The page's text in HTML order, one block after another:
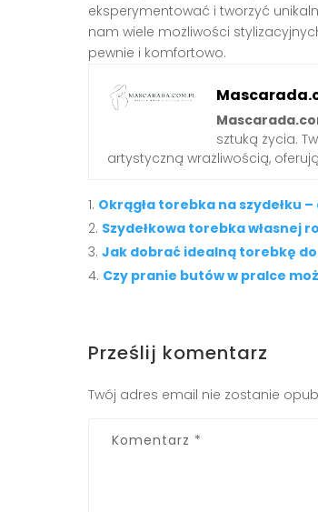
eksperymentować i tworzyć
nam wiele możliwości
pewnie i komfortowo.
sztuką życia.
artystyczną wrażliwością,
Okrągła torebka na szydełku
Szydełkowa torebka własnej
Jak dobrać idealną torebkę
Czy pranie butów w pralce
Prześlij komentarz
Twój adres email nie zostanie